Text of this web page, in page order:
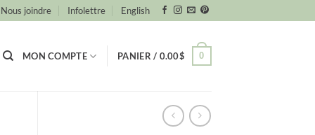
Nous joindre Infolettre English
MON COMPTE PANIER / 0.00$ 0